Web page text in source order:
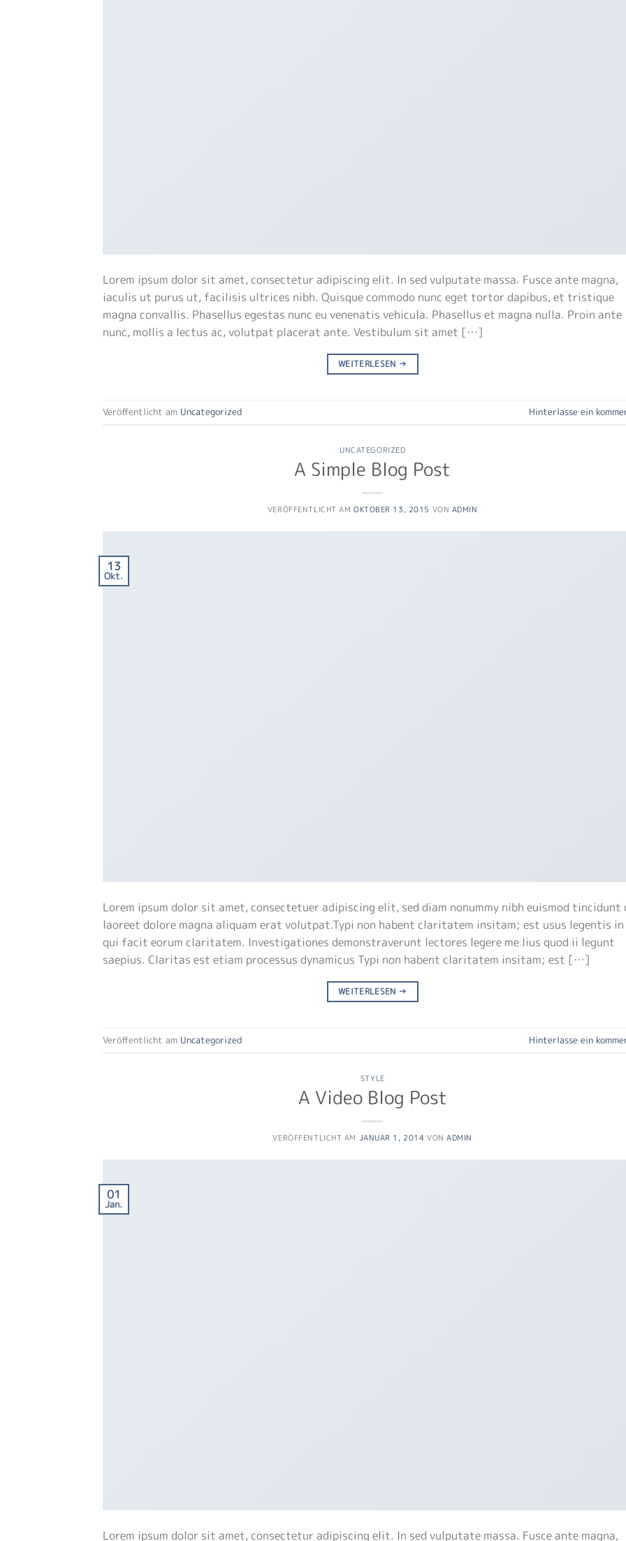
Lorem ipsum dolor sit amet, consectetur adipiscing elit. In sed vulputate massa. Fusce ante magna,
iaculis ut purus ut, facilisis ultrices nibh. Quisque commodo nunc eget tortor dapibus, et tristique
magna convallis. Phasellus egestas nunc eu venenatis vehicula. Phasellus et magna nulla. Proin ante
nunc, mollis a lectus ac, volutpat placerat ante. Vestibulum sit amet […]
WEITERLESEN →
Veröffentlicht am Uncategorized Hinterlasse ein
UNCATEGORIZED
A Simple Blog Post
VERÖFFENTLICHT AM OKTOBER 13, 2015 VON ADMIN
13
Okt.
Lorem ipsum dolor sit amet, consectetuer adipiscing elit, sed diam nonummy nibh euismod tincidunt
laoreet dolore magna aliquam erat volutpat.Typi non habent claritatem insitam; est usus legentis
qui facit eorum claritatem. Investigationes demonstraverunt lectores legere me lius quod ii legunt
saepius. Claritas est etiam processus dynamicus Typi non habent claritatem insitam; est […]
WEITERLESEN →
Veröffentlicht am Uncategorized Hinterlasse ein
STYLE
A Video Blog Post
VERÖFFENTLICHT AM JANUAR 1, 2014 VONADMIN
01
Jan.
Lorem ipsum dolor sit amet, consectetur adipiscing elit. In sed vulputate massa. Fusce ante magna,